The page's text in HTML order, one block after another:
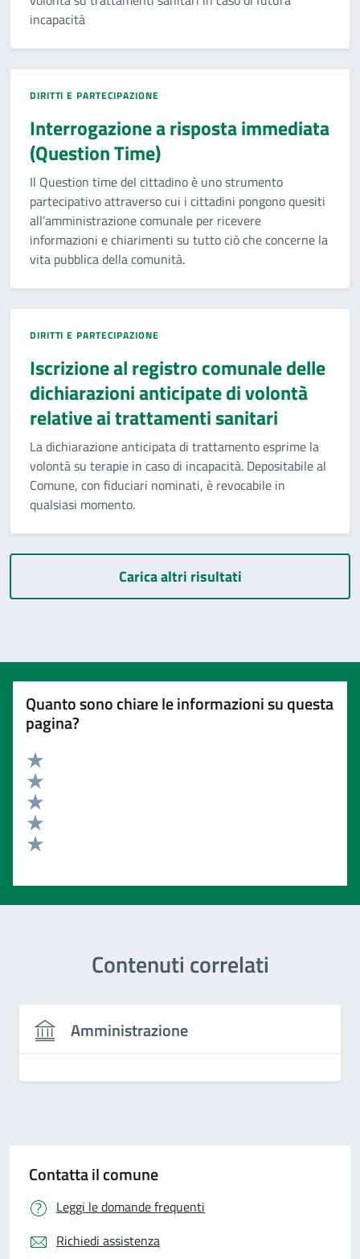
incapacità
DIRITTI E PARTECIPAZIONE
Interrogazione a risposta immediata
(Question Time)
Il Question time del cittadino è uno strumento
partecipativo attraverso cui i cittadini pongono quesiti
all’amministrazione comunale per ricevere
informazioni e chiarimenti su tutto ciò che concerne la
vita pubblica della comunità.
DIRITTI E PARTECIPAZIONE
Iscrizione al registro comunale delle
dichiarazioni anticipate di volontà
relative ai trattamenti sanitari
La dichiarazione anticipata di trattamento esprime la
volontà su terapie in caso di incapacità. Depositabile al
Comune, con fiduciari nominati, è revocabile in
qualsiasi momento.
Carica altri risultati
Quanto sono chiare le informazioni su questa
pagina?
Valuta 5 stelle su 5
Valuta 4 stelle su 5
Valuta 3 stelle su 5
Valuta 2 stelle su 5
Contenuti correlati
Amministrazione
Contatta il comune
Leggi le domande frequenti
Richiedi assistenza